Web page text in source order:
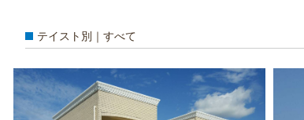
テイスト別｜すべて